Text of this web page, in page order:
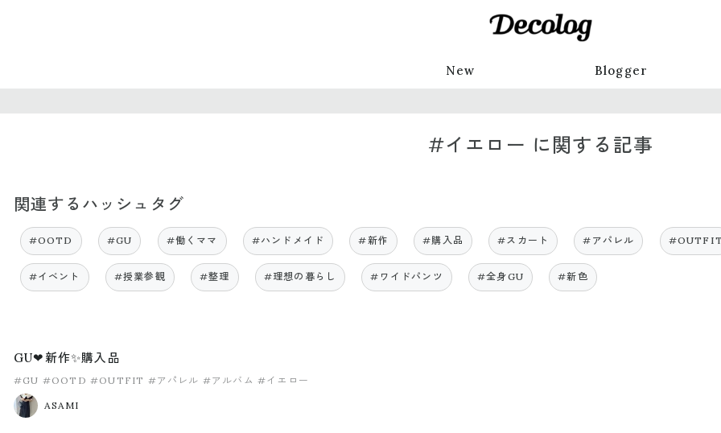
New Blogger
#イエロー に関する記事
関連するハッシュタグ
#OOTD #GU #働くママ #ハンドメイド #新作 #購入品 #スカート #アパレル #OUTFIT
#イベント #授業参観 #整理 #理想の暮らし #ワイドパンツ #全身GU #新色
GU❤新作✨購入品
#GU #OOTD #OUTFIT #アパレル #アルバム #イエロー
ASAMI